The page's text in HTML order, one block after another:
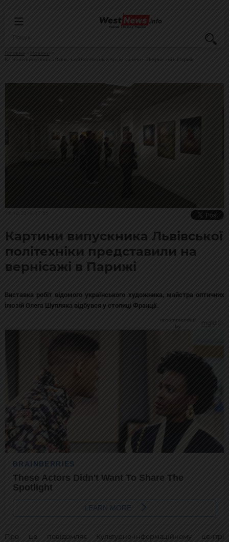
Головна
Новини
Картини випускника Львівської політехніки представили на вернісажі в Парижі
Картини випускника Львівської
політехніки представили на
вернісажі в Парижі
Виставка робіт відомого українського художника, майстра оптичних
ілюзій Олега Шупляка відбувся у столиці Франції.
Про це повідомляє Культурно-інформаційному центрі